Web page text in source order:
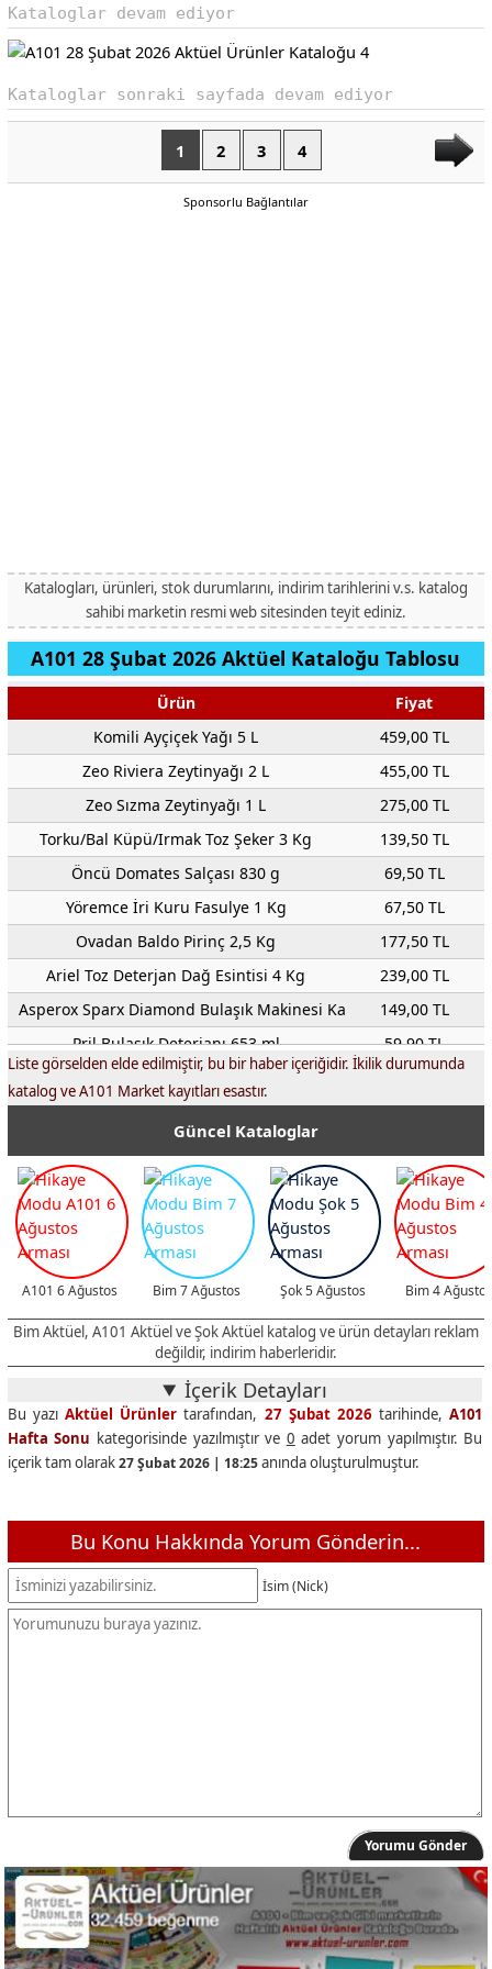
Kataloglar devam ediyor
Kataloglar sonraki sayfada devam ediyor
1 2 3 4
Sponsorlu Bağlantılar
Katalogları, ürünleri, stok durumlarını, indirim tarihlerini v.s. katalog
sahibi marketin resmi web sitesinden teyit ediniz.
A101 28 Şubat 2026 Aktüel Kataloğu Tablosu
Ürün
Fiyat
Komili Ayçiçek Yağı 5 L
459,00 TL
Zeo Riviera Zeytinyağı 2 L
455,00 TL
Zeo Sızma Zeytinyağı 1 L
275,00 TL
Torku/Bal Küpü/Irmak Toz Şeker 3 Kg
139,50 TL
Öncü Domates Salçası 830 g
69,50 TL
Yöremce İri Kuru Fasulye 1 Kg
67,50 TL
Ovadan Baldo Pirinç 2,5 Kg
177,50 TL
Ariel Toz Deterjan Dağ Esintisi 4 Kg
239,00 TL
Asperox Sparx Diamond Bulaşık Makinesi Kapsülü 30'lu
149,00 TL
Pril Bulaşık Deterjanı 653 ml
59,90 TL
Elseve Saç Bakım Kremi Mucizevi Yağ 150 ml
Asperox Mavi Güç Ultra Kireç ve Pas Sökücü Sprey 1 L99,00 TL
Asperox Sarı Güç Ultra Yağ Çözücü Sprey 1 L
Sensodyne Derin Temizlik Diş Fırçası 1+1
110,00 TL
Sensodyne Ekstra Beyazlık Diş Macunu 75 ml
129,00 TL
Birşah Tam Yağlı Süt 1 L
45,00 TL
Birşah Laktozsuz Süt 1 L
45,00 TL
Torku Dana Kangal Sucuk 350 g
329,00 TL
Beşler Dana Kangal Sucuk 350 g
Tarabya Tam Yağlı Eritme Peyniri 500 g
Peynes Süzme Tam Yağlı Taze Beyaz Peynir 500 g
95,00 TL
Birşah Tam Yağlı Homojenize Yoğurt 3 Kg
139,50 TL
Ahir Tam Yağlı Olgunlaştırılmış Klasik İnek Peyniri 600 g
175,00 TL
Ramiz Dondurulmuş Dana Köfte 500 g
339,00 TL
Lipton Doğu Karadeniz Siyah Çay 1 Kg
Coca-Cola Zero Gazlı İçecek 2,5 L
42,95 TL
39,50 TL
Nimet Dondurulmuş İnce Çıtır Patates 1 Kg
Ülker Çokokrem Kakaolu Fındık Kreması 500 g
110,00 TL
Ülker Çokokrem Kakaolu Fındık Kreması 40 g
22,50 TL
Liste görselden elde edilmiştir, bu bir haber içeriğidir. İkilik durumunda
katalog ve A101 Market kayıtları esastır.
Güncel Kataloglar
A101 6 Ağustos Bim 7 Ağustos Şok 5 Ağustos Bim 4 Ağustos
Bim Aktüel, A101 Aktüel ve Şok Aktüel katalog ve ürün detayları reklam
değildir, indirim haberleridir.
İçerik Detayları
Bu yazıAktüel Ürünler tarafından, 27 Şubat 2026 tarihinde,A101
Hafta Sonu kategorisinde yazılmıştır ve 0 adet yorum yapılmıştır. Bu
içerik tam olarak27 Şubat 2026 | 18:25anında oluşturulmuştur.
Bu Konu Hakkında Yorum Gönderin...
İsim (Nick)
Yorumu Gönder